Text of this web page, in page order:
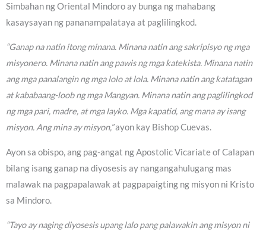
Simbahan ng Oriental Mindoro ay bunga ng mahabang
kasaysayan ng pananampalataya at paglilingkod.
“Ganap na natin itong minana. Minana natin ang sakripisyo ng mga
misyonero. Minana natin ang pawis ng mga katekista. Minana natin
ang mga panalangin ng mga lolo at lola. Minana natin ang katatagan
at kababaang-loob ng mga Mangyan. Minana natin ang paglilingkod
ng mga pari, madre, at mga layko. Mga kapatid, ang mana ay isang
misyon. Ang mina ay misyon,”ayon kay Bishop Cuevas.
Ayon sa obispo, ang pag-angat ng Apostolic Vicariate of Calapan
bilang isang ganap na diyosesis ay nangangahulugang mas
malawak na pagpapalawak at pagpapaigting ng misyon ni Kristo
sa Mindoro.
“Tayo ay naging diyosesis upang lalo pang palawakin ang misyon ni